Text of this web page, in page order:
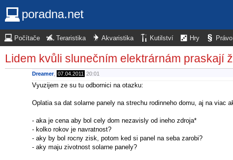
poradna.net
Počítače Teraristika Akvaristika Kutilství Hry Právo
Lidem kvůli slunečním elektrárnám praskají
Dreamer, 07.04.2011 20:01
Vyuzijem ze su tu odbornici na otazku:
Oplatia sa dat solarne panely na strechu rodinneho domu, aj na viac
- aka je cena aby bol cely dom nezavisly od ineho zdroja*
- kolko rokov je navratnost?
- aky by bol rocny zisk, potom ked si panel na seba zarobi?
- aky maju zivotnost solarne panely?